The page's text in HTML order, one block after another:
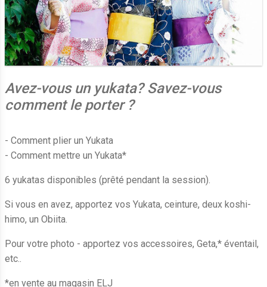
Avez-vous un yukata? Savez-vous
comment le porter ?
- Comment plier un Yukata
- Comment mettre un Yukata*
6 yukatas disponibles (prêté pendant la session).
Si vous en avez, apportez vos Yukata, ceinture, deux koshi-
himo, un Obiita.
Pour votre photo - apportez vos accessoires, Geta,* éventail,
etc..
*en vente au magasin ELJ